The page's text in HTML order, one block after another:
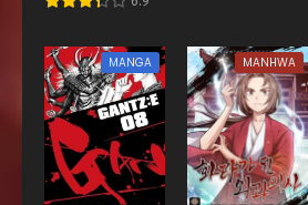
ตอนที่ 105
พฤษภาคม 17, 2026
ตอนที่ 104
พฤษภาคม 17, 2026
MANGA MANHWA